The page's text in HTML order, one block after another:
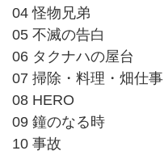
04 怪物兄弟
05 不滅の告白
06 タクナハの屋台
07 掃除・料理・畑仕事
08 HERO
09 鐘のなる時
10 事故